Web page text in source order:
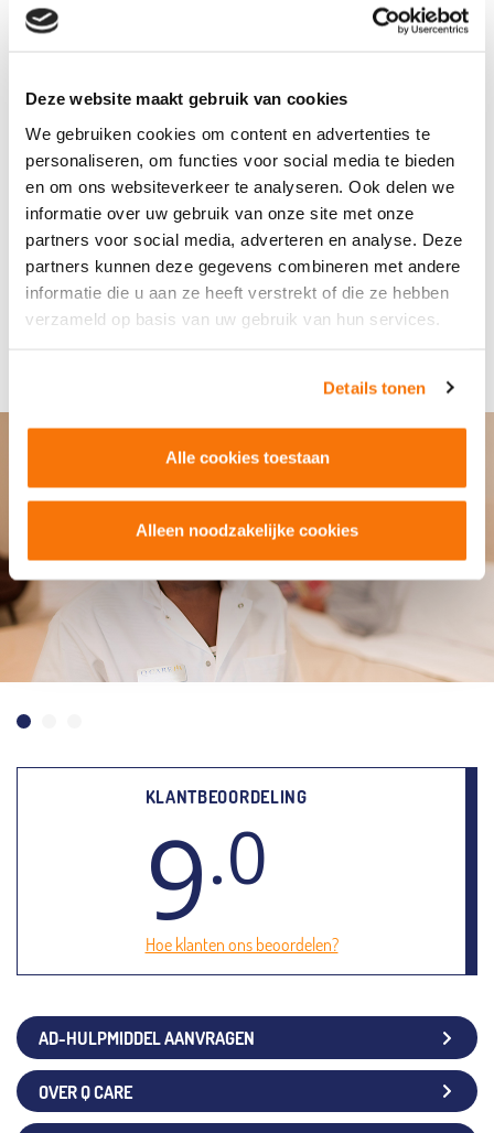
Deze website maakt gebruik van cookies
We gebruiken cookies om content en advertenties te
personaliseren, om functies voor social media te bieden
en om ons websiteverkeer te analyseren. Ook delen we
informatie over uw gebruik van onze site met onze
partners voor social media, adverteren en analyse. Deze
partners kunnen deze gegevens combineren met andere
informatie die u aan ze heeft verstrekt of die ze hebben
verzameld op basis van uw gebruik van hun services.
Details tonen
Alle cookies toestaan
Alleen noodzakelijke cookies
Wilt u uw eigen kennis en kunde op het gebied van wond- en
decubituszorg bijspijkeren? Dat kan. Wij verzorgen
gespecialiseerde opleidingen en trainingen voor huisartsen en
andere zorgprofessionals.Een deel van ons opleidingsaanbod
is heel praktisch van aard. Andere opleidingen richten zich
voornamelijk op de theorie. Heeft u een opleiding succesvol
afgerond? Dan heeft u zelfs recht op PE-punten.
KLANTBEOORDELING
9.0
Hoe klanten ons beoordelen?
AD-HULPMIDDEL AANVRAGEN
OVER Q CARE